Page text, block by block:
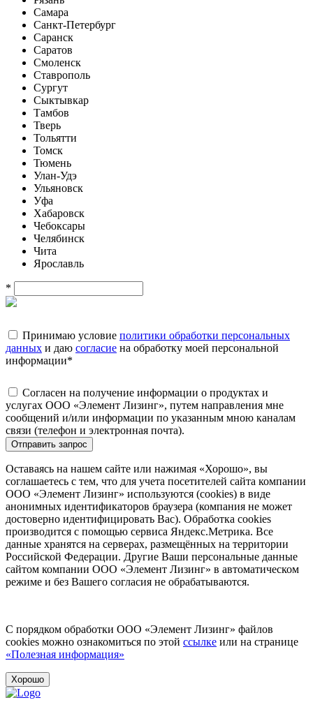
Самара
Санкт-Петербург
Саранск
Саратов
Смоленск
Ставрополь
Сургут
Сыктывкар
Тамбов
Тверь
Тольятти
Томск
Тюмень
Улан-Удэ
Ульяновск
Уфа
Хабаровск
Чебоксары
Челябинск
Чита
Ярославль
*
Принимаю условие политики обработки персональных
данных и даю согласие на обработку моей персональной
информации*
Согласен на получение информации о продуктах и
услугах ООО «Элемент Лизинг», путем направления мне
сообщений и/или информации по указанным мною каналам
связи (телефон и электронная почта).
Отправить запрос
Оставаясь на нашем сайте или нажимая «Хорошо», вы
соглашаетесь с тем, что для учета посетителей сайта компании
ООО «Элемент Лизинг» используются (cookies) в виде
анонимных идентификаторов браузера (компания не может
достоверно идентифицировать Вас). Обработка cookies
производится с помощью сервиса Яндекс.Метрика. Все
данные хранятся на серверах, размещённых на территории
Российской Федерации. Другие Ваши персональные данные
сайтом компании ООО «Элемент Лизинг» в автоматическом
режиме и без Вашего согласия не обрабатываются.
С порядком обработки ООО «Элемент Лизинг» файлов
cookies можно ознакомиться по этой ссылке или на странице
«Полезная информация»
Хорошо